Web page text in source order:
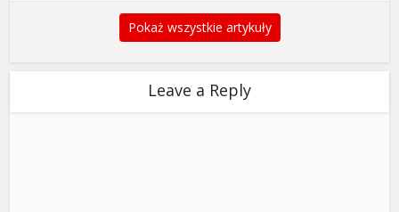
Pokaż wszystkie artykuły
Leave a Reply